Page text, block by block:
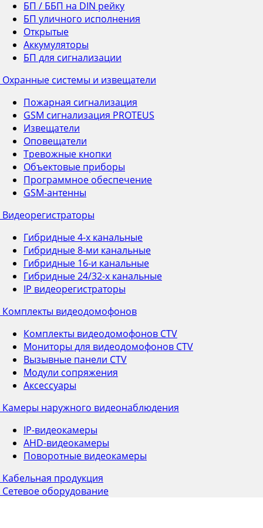
БП / ББП на DIN рейку
БП уличного исполнения
Открытые
Аккумуляторы
БП для сигнализации
Охранные системы и извещатели
Пожарная сигнализация
GSM сигнализация PROTEUS
Извещатели
Оповещатели
Тревожные кнопки
Объектовые приборы
Программное обеспечение
GSM-антенны
Видеорегистраторы
Гибридные 4-х канальные
Гибридные 8-ми канальные
Гибридные 16-и канальные
Гибридные 24/32-х канальные
IP видеорегистраторы
Комплекты видеодомофонов
Комплекты видеодомофонов CTV
Мониторы для видеодомофонов CTV
Вызывные панели CTV
Модули сопряжения
Аксессуары
Камеры наружного видеонаблюдения
IP-видеокамеры
AHD-видеокамеры
Поворотные видеокамеры
Кабельная продукция
Сетевое оборудование